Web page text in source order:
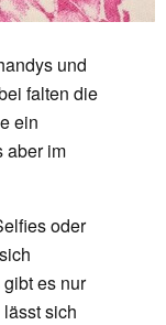
und
falten die
ein
aber im
oder
es nur
sich